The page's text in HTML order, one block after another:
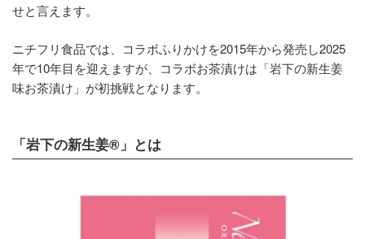
せと言えます。
ニチフリ食品では、コラボふりかけを2015年から発売し2025
年で10年目を迎えますが、コラボお茶漬けは「岩下の新生姜
味お茶漬け」が初挑戦となります。
「岩下の新生姜®」とは